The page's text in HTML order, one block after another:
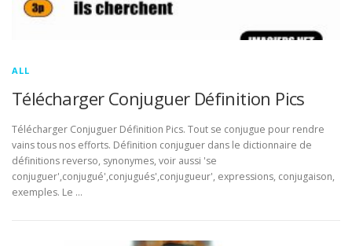
ALL
Télécharger Conjuguer Définition Pics
Télécharger Conjuguer Définition Pics. Tout se conjugue pour rendre
vains tous nos efforts. Définition conjuguer dans le dictionnaire de
définitions reverso, synonymes, voir aussi 'se
conjuguer',conjugué',conjugués',conjugueur', expressions, conjugaison,
exemples. Le …